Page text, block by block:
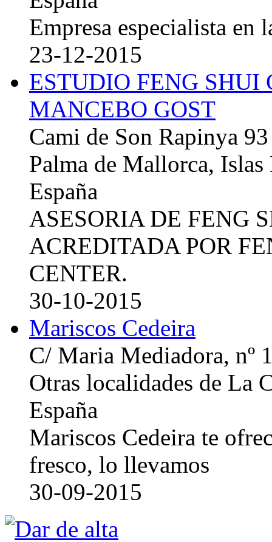
Empresa especialista en
23-12-2015
ESTUDIO FENG
MANCEBO GOST
Cami de Son Rapinya 93
Palma de Mallorca, Islas
España
ASESORIA DE FENG
ACREDITADA POR
CENTER.
30-10-2015
Mariscos Cedeira
C/ Maria Mediadora, nº
Otras localidades de La
España
Mariscos Cedeira te
fresco, lo llevamos
30-09-2015